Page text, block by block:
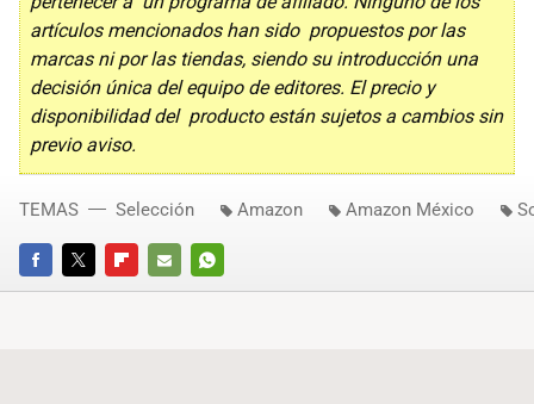
artículos mencionados han sido propuestos por las
marcas ni por las tiendas, siendo su introducción una
decisión única del equipo de editores. El precio y
disponibilidad del producto están sujetos a cambios sin
previo aviso.
FACEBOOKTWITTERFLIPBOARD
E-
WHATSAPP
TEMAS Selección Amazon Amazon México